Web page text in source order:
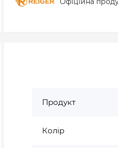
Продукт
Колір